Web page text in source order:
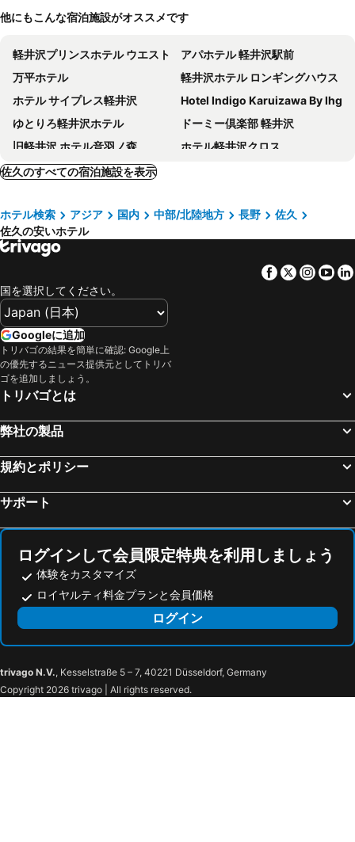
他にもこんな宿泊施設がオススメです
軽井沢プリンスホテル ウエスト
アパホテル 軽井沢駅前
万平ホテル
軽井沢ホテル ロンギングハウス
ホテル サイプレス軽井沢
Hotel Indigo Karuizawa By Ihg
ゆとりろ軽井沢ホテル
ドーミー倶楽部 軽井沢
旧軽井沢 ホテル音羽ノ森
ホテル軽井沢クロス
Resort Villa SHIOZAWASANSO
ホテル軽井沢エレガンス
ホテル マロウド 軽井沢
軽井沢プリンスホテル イースト
佐久平プラザ21
東横INN佐久平駅 浅間
ホテルグランヴェール旧軽井沢
軽井沢マリオットホテル
Qingjingzeyunshujulebu
ルシアン旧軽井沢
ホテル ウェリーズ
アクアホテルアネックス
軽井沢 ホテルパイプのけむり
アート ホテル アウトレット 軽井沢
佐久グランドホテル
Eau Sol Vert Karuizawa Club
Hotel Berlinetta Karuizawa
ホテル鹿島ノ森
ＬＯＮＧＩＮＧＨＯＵＳＥ 旧軽井沢・諏訪ノ森
旧軽井沢ホテル 東雲
ホテルAZ 長野佐久IC店
ホテルナカジマ
Pension and Log Cottage Hoshinoko
柏屋旅館アネックス
Hotel AtoZ Saku (Adult Only)
軽井沢天空ホテル＆リゾート
ホテルcascade
西軽井沢で愛犬と泊まれるレンタルバケーション / 北佐久郡 長野県
Agehaya
佐久のすべての宿泊施設を表示
ホテル検索 アジア 国内 中部/北陸地方 長野
佐久
佐久の安いホテル
Facebook
Twitter
国を選択してください。
Googleに追加
トリバゴの結果を簡単に確認: Google上
の優先するニュース提供元としてトリバ
ゴを追加しましょう。
トリバゴとは
弊社の製品
規約とポリシー
サポート
ログインして会員限定特典を利用しましょう
体験をカスタマイズ
ロイヤルティ料金プランと会員価格
ログイン
trivago N.V., Kesselstraße 5 – 7, 40221 Düsseldorf, Germany
Copyright 2026 trivago | All rights reserved.